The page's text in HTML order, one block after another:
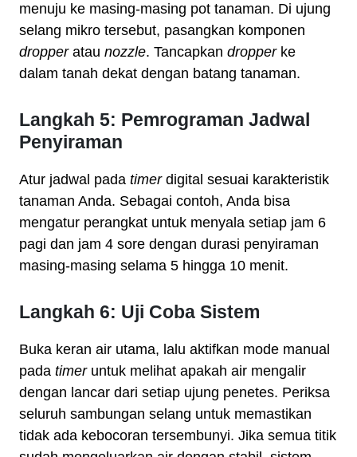
menuju ke masing-masing pot tanaman. Di ujung
selang mikro tersebut, pasangkan komponen
dropperatau nozzle. Tancapkan dropperke
dalam tanah dekat dengan batang tanaman.
Langkah 5: Pemrograman Jadwal
Penyiraman
Atur jadwal pada timerdigital sesuai karakteristik
tanaman Anda. Sebagai contoh, Anda bisa
mengatur perangkat untuk menyala setiap jam 6
pagi dan jam 4 sore dengan durasi penyiraman
masing-masing selama 5 hingga 10 menit.
Langkah 6: Uji Coba Sistem
Buka keran air utama, lalu aktifkan mode manual
pada timeruntuk melihat apakah air mengalir
dengan lancar dari setiap ujung penetes. Periksa
seluruh sambungan selang untuk memastikan
tidak ada kebocoran tersembunyi. Jika semua titik